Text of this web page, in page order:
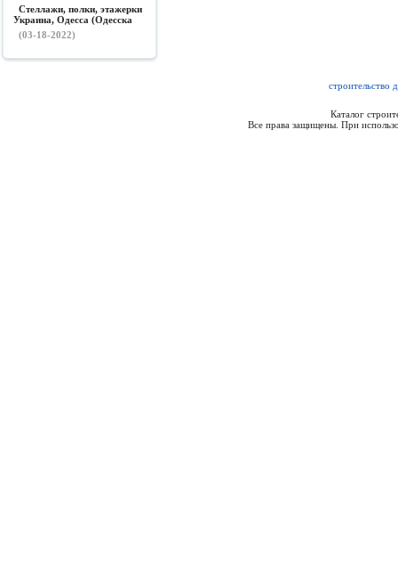
Стеллажи, полки, этажерки
Украина, Одесса (Одесска
(03-18-2022)
строительство
Каталог
Все права защищены. При